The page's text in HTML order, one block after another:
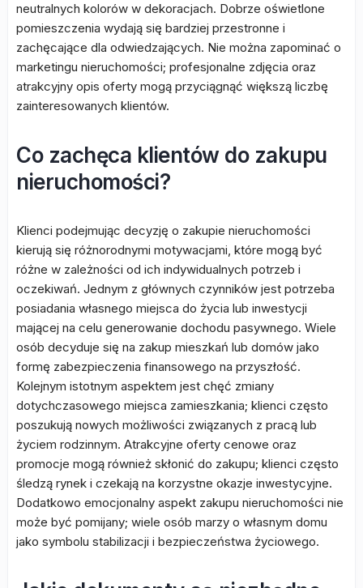
neutralnych kolorów w dekoracjach. Dobrze oświetlone
pomieszczenia wydają się bardziej przestronne i
zachęcające dla odwiedzających. Nie można zapominać o
marketingu nieruchomości; profesjonalne zdjęcia oraz
atrakcyjny opis oferty mogą przyciągnąć większą liczbę
zainteresowanych klientów.
Co zachęca klientów do zakupu
nieruchomości?
Klienci podejmując decyzję o zakupie nieruchomości
kierują się różnorodnymi motywacjami, które mogą być
różne w zależności od ich indywidualnych potrzeb i
oczekiwań. Jednym z głównych czynników jest potrzeba
posiadania własnego miejsca do życia lub inwestycji
mającej na celu generowanie dochodu pasywnego. Wiele
osób decyduje się na zakup mieszkań lub domów jako
formę zabezpieczenia finansowego na przyszłość.
Kolejnym istotnym aspektem jest chęć zmiany
dotychczasowego miejsca zamieszkania; klienci często
poszukują nowych możliwości związanych z pracą lub
życiem rodzinnym. Atrakcyjne oferty cenowe oraz
promocje mogą również skłonić do zakupu; klienci często
śledzą rynek i czekają na korzystne okazje inwestycyjne.
Dodatkowo emocjonalny aspekt zakupu nieruchomości nie
może być pomijany; wiele osób marzy o własnym domu
jako symbolu stabilizacji i bezpieczeństwa życiowego.